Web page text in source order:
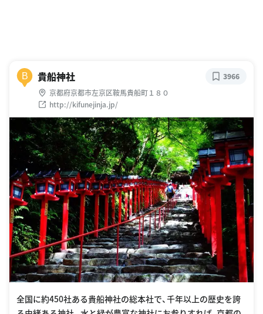
B 貴船神社
京都府京都市左京区鞍馬貴船町１８０
http://kifunejinja.jp/
3966
全国に約450社ある貴船神社の総本社で、千年以上の歴史を誇